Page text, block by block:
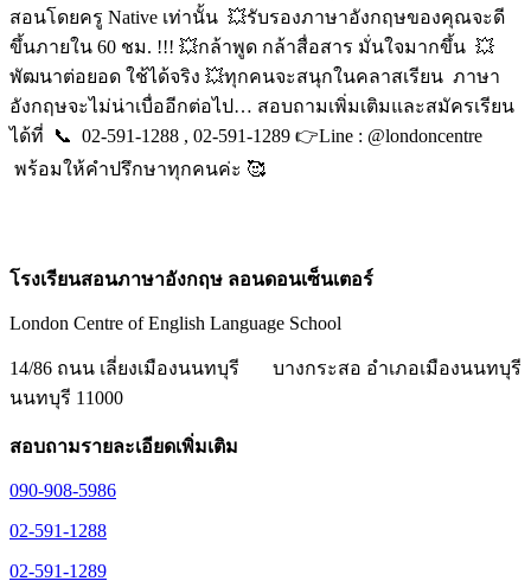
สอนโดยครู Native เท่านั้น 💥รับรองภาษาอังกฤษของคุณจะดี
ขึ้นภายใน 60 ชม. !!! 💥กล้าพูด กล้าสื่อสาร มั่นใจมากขึ้น 💥
พัฒนาต่อยอด ใช้ได้จริง 💥ทุกคนจะสนุกในคลาสเรียน ภาษา
อังกฤษจะไม่น่าเบื่ออีกต่อไป… สอบถามเพิ่มเติมและสมัครเรียน
ได้ที่ 📞 02-591-1288 , 02-591-1289 👉Line : @londoncentre
พร้อมให้คำปรึกษาทุกคนค่ะ 🥰
โรงเรียนสอนภาษาอังกฤษ ลอนดอนเซ็นเตอร์
London Centre of English Language School
14/86 ถนน เลี่ยงเมืองนนทบุรี บางกระสอ อำเภอเมืองนนทบุรี
นนทบุรี 11000
สอบถามรายละเอียดเพิ่มเติม
090-908-5986
02-591-1288
02-591-1289